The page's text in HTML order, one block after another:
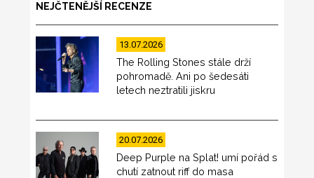
NEJČTENĚJŠÍ RECENZE
13.07.2026
The Rolling Stones stále drží
pohromadě. Ani po šedesáti
letech neztratili jiskru
20.07.2026
Deep Purple na Splat! umí pořád s
chutí zatnout riff do masa